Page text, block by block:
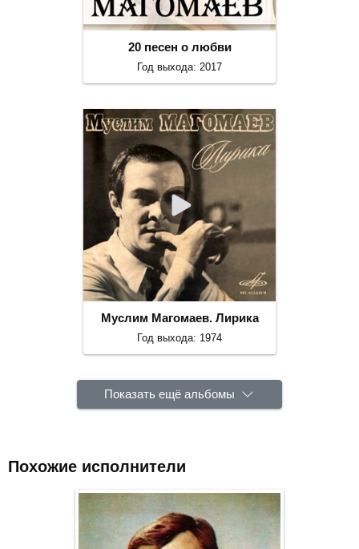
20 песен о любви
Год выхода: 2017
Муслим Магомаев. Лирика
Год выхода: 1974
Показать ещё альбомы
Похожие исполнители